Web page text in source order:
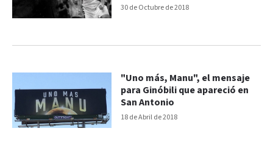
30 de Octubre de 2018
18 de Abril de 2018
"Uno más, Manu", el mensaje
para Ginóbili que apareció en
San Antonio